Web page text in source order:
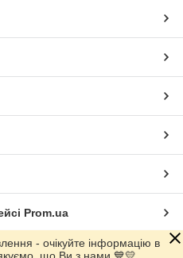
Prom.ua
- очікуйте інформацію в